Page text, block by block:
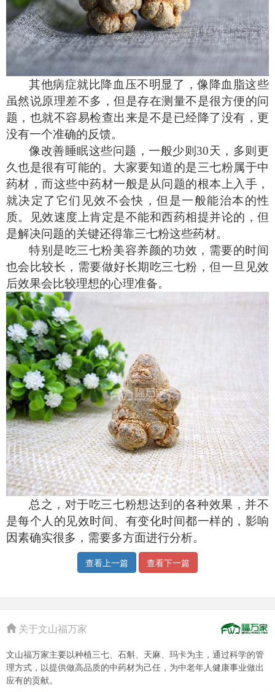
其他病症就比降血压不明显了，像降血脂这些
虽然说原理差不多，但是存在测量不是很方便的问
题，也就不容易检查出来是不是已经降了没有，更
没有一个准确的反馈。
像改善睡眠这些问题，一般少则 30天，多则更
久也是很有可能的。大家要知道的是三七粉属于中
药材，而这些中药材一般是从问题的根本上入手，
就决定了它们见效不会快，但是一般能治本的性
质。见效速度上肯定是不能和西药相提并论的，但
是解决问题的关键还得靠三七粉这些药材。
特别是吃三七粉美容养颜的功效，需要的时间
也会比较长，需要做好长期吃三七粉，但一旦见效
后效果会比较理想的心理准备。
总之，对于吃三七粉想达到的各种效果，并不
是每个人的见效时间、有变化时间都一样的，影响
因素确实很多，需要多方面进行分析。
查看上一篇 查看下一篇
关于文山福万家
文山福万家主要以种植三七、石斛、天麻、玛卡为主，通过科学的管
理方式，以提供做高品质的中药材为己任，为中老年人健康事业做出
应有的贡献。